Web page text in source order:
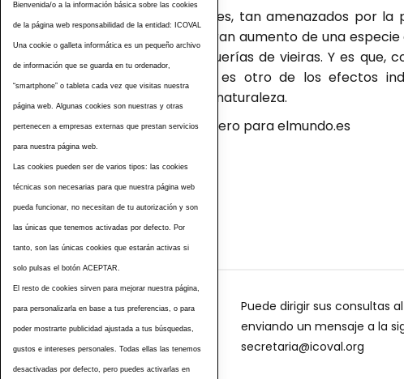
El declive de tiburones, tan amenazados por
aletas, propició un gran aumento de una
colapso de las pesquerías de vieiras. Y es
recursos pesqueros es otro de los efectos
animales clave en la naturaleza.
Fuente: Teresa Guerrero para elmundo.es
Etiquetas
Puede dirigir sus consultas
enviando un mensaje a la
secretaria@icoval.org
Bienvenida/o a la información básica sobre las cookies
de la página web responsabilidad de la entidad: ICOVAL
Una cookie o galleta informática es un pequeño archivo
de información que se guarda en tu ordenador,
“smartphone” o tableta cada vez que visitas nuestra
página web. Algunas cookies son nuestras y otras
pertenecen a empresas externas que prestan servicios
para nuestra página web.
Las cookies pueden ser de varios tipos: las cookies
técnicas son necesarias para que nuestra página web
pueda funcionar, no necesitan de tu autorización y son
las únicas que tenemos activadas por defecto. Por
tanto, son las únicas cookies que estarán activas si
solo pulsas el botón ACEPTAR.
El resto de cookies sirven para mejorar nuestra página,
para personalizarla en base a tus preferencias, o para
poder mostrarte publicidad ajustada a tus búsquedas,
gustos e intereses personales. Todas ellas las tenemos
desactivadas por defecto, pero puedes activarlas en